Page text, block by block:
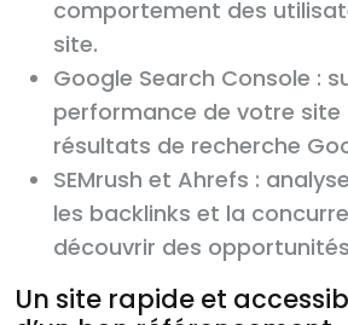
comportement des
site.
Google Search Console :
performance de votre site
résultats de recherche
SEMrush et Ahrefs :
les backlinks et la
découvrir des
Un site rapide et